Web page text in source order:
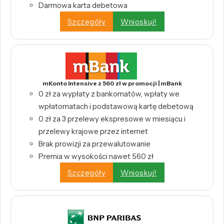
Darmowa karta debetowa
Szczegóły
Wnioskuj!
mKonto Intensive z 560 zł w promocji | mBank
0 zł za wypłaty z bankomatów, wpłaty we
wpłatomatach i podstawową kartę debetową
0 zł za 3 przelewy ekspresowe w miesiącu i
przelewy krajowe przez internet
Brak prowizji za przewalutowanie
Premia w wysokości nawet 560 zł
Szczegóły
Wnioskuj!